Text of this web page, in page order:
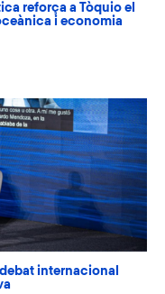
reforça a Tòquio el
i economia
internacional